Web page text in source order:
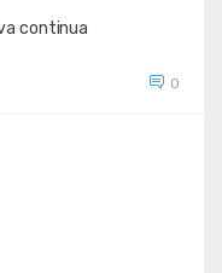
continua
0